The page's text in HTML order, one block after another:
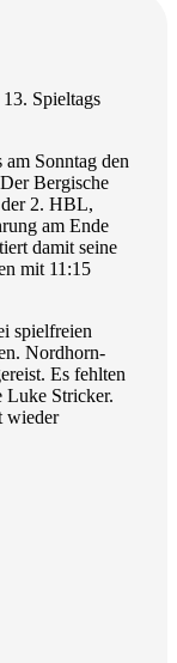
Spieltags
Sonntag den
Bergische
2. HBL,
am Ende
damit seine
mit 11:15
spielfreien
Nordhorn-
Es fehlten
Luke Stricker.
wieder